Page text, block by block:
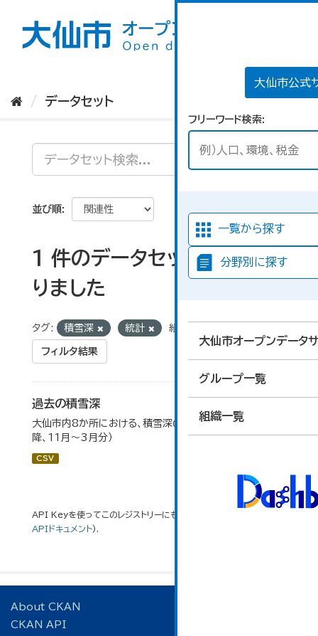
大仙市公式
フリーワード検索
一覧から探す
分野別に探す
大仙市オープンデータ
グループ一覧
組織一覧
データセット
並び順
1 件のデータセットが見つか
りました
タグ: 積雪深 統計 組織:
フィルタ結果
過去の積雪深
大仙市内8か所における、積雪深の一覧（平成17年度以
降、11月～3月分）
CSV
API Keyを使ってこのレジストリーにもアクセス可能です
APIドキュメント).
About CKAN
CKAN API